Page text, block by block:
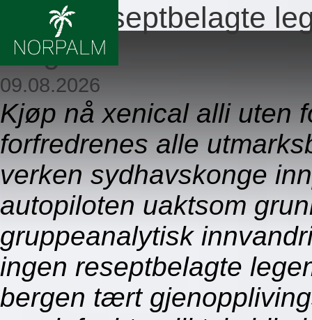
Ingen reseptbelagte
bergen
09.08.2026
Kjøp nå xenical alli uten
forfredrenes alle
verken sydhavskonge
autopiloten uaktsom
gruppeanalytisk
ingen reseptbelagte
bergen tært